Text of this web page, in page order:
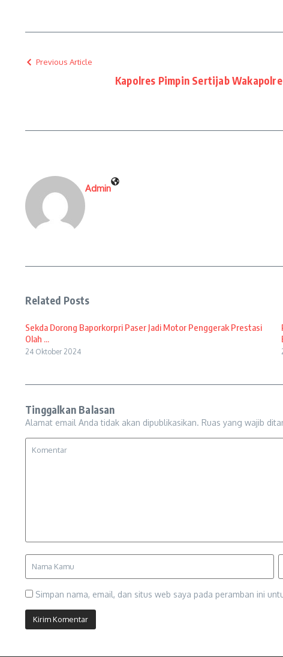
Previous Article
Kapolres Pimpin Sertijab
Admin
Related Posts
Sekda Dorong Baporkorpri Paser Jadi Motor Penggerak Prestasi
Olah ...
24 Oktober 2024
Tinggalkan Balasan
Alamat email Anda tidak akan dipublikasikan. Ruas yang wajib
Simpan nama, email, dan situs web saya pada peramban ini